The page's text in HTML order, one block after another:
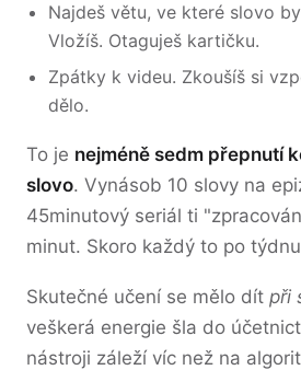
Najdeš větu, ve které slovo
Vložíš. Otaguješ kartičku.
Zpátky k videu. Zkoušíš si
dělo.
To je nejméně sedm přepnutí
slovo. Vynásob 10 slovy na
45minutový seriál ti
minut. Skoro každý to po
Skutečné učení se mělo dít při
veškerá energie šla do
nástroji záleží víc než na